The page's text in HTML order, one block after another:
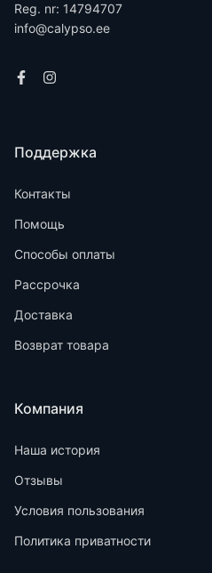
Reg. nr: 14794707
info@calypso.ee
Поддержка
Контакты
Помощь
Способы оплаты
Рассрочка
Доставка
Возврат товара
Компания
Наша история
Отзывы
Условия пользования
Политика приватности